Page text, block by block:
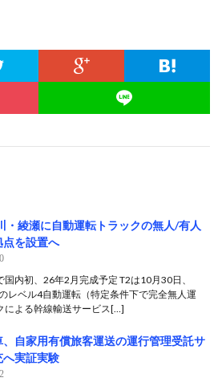
・綾瀬に自動運転トラックの無人/有人
を設置へ
国内初、26年2月完成予定 T2は10月30日、
レベル4自動運転（特定条件下で完全無人運
による幹線輸送サービス[…]
、自家用有償旅客運送の運行管理受託サ
へ実証実験